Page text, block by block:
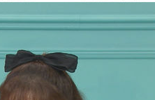
]
제 대응"
'